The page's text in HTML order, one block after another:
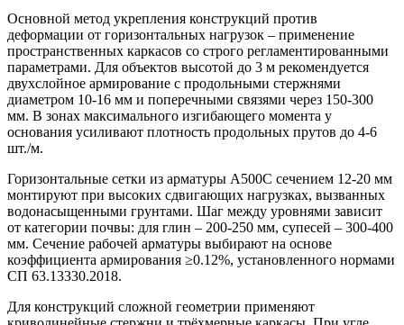
Основной метод укрепления конструкций против
деформации от горизонтальных нагрузок – применение
пространственных каркасов со строго регламентированными
параметрами. Для объектов высотой до 3 м рекомендуется
двухслойное армирование с продольными стержнями
диаметром 10-16 мм и поперечными связями через 150-300
мм. В зонах максимального изгибающего момента у
основания усиливают плотность продольных прутов до 4-6
шт./м.
Горизонтальные сетки из арматуры А500С сечением 12-20 мм
монтируют при высоких сдвигающих нагрузках, вызванных
водонасыщенными грунтами. Шаг между уровнями зависит
от категории почвы: для глин – 200-250 мм, супесей – 300-400
мм. Сечение рабочей арматуры выбирают на основе
коэффициента армирования ≥0.12%, установленного нормами
СП 63.13330.2018.
Для конструкций сложной геометрии применяют